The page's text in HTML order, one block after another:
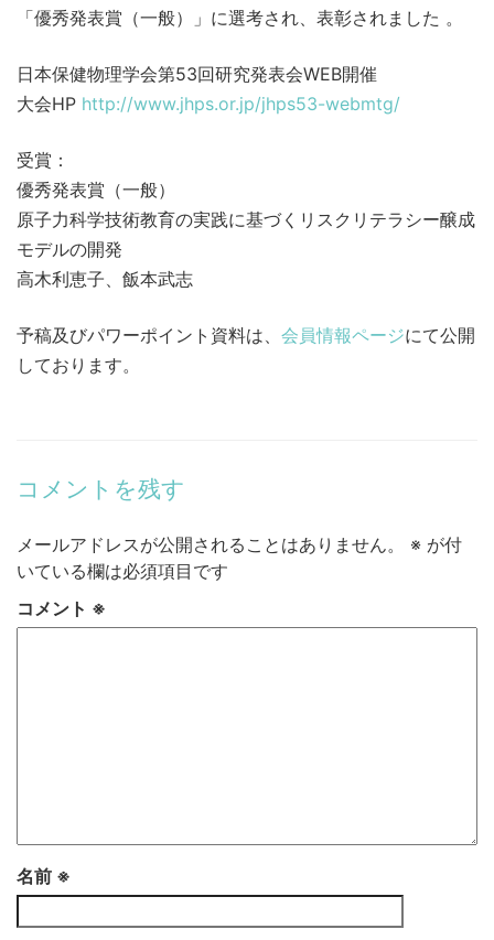
「優秀発表賞（一般）」に選考され、表彰されました 。
日本保健物理学会第53回研究発表会WEB開催
大会HP http://www.jhps.or.jp/jhps53-webmtg/
受賞：
優秀発表賞（一般）
原子力科学技術教育の実践に基づくリスクリテラシー醸成
モデルの開発
高木利恵子、飯本武志
予稿及びパワーポイント資料は、 会員情報ページにて公開
しております。
コメントを残す
メールアドレスが公開されることはありません。 ※ が付
いている欄は必須項目です
コメント ※
名前 ※